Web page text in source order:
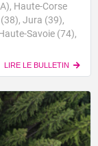
Haute-Corse
Jura (39),
Savoie (74),
LIRE LE BULLETIN